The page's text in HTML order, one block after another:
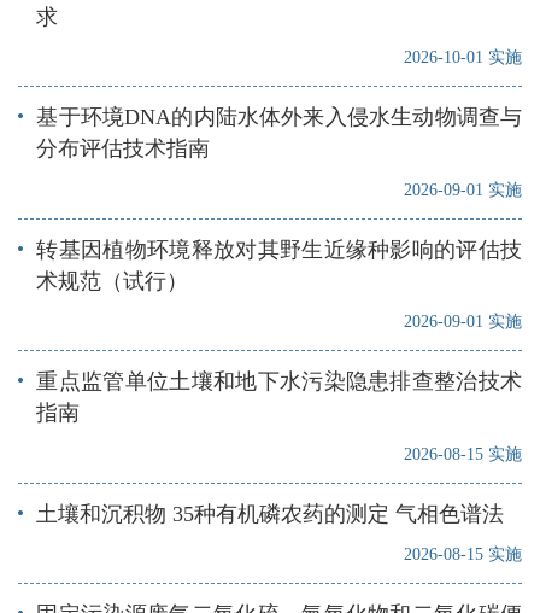
求
2026-10-01 实施
基于环境DNA的内陆水体外来入侵水生动物调查与
分布评估技术指南
2026-09-01 实施
转基因植物环境释放对其野生近缘种影响的评估技
术规范（试行）
2026-09-01 实施
重点监管单位土壤和地下水污染隐患排查整治技术
指南
2026-08-15 实施
土壤和沉积物 35种有机磷农药的测定 气相色谱法
2026-08-15 实施